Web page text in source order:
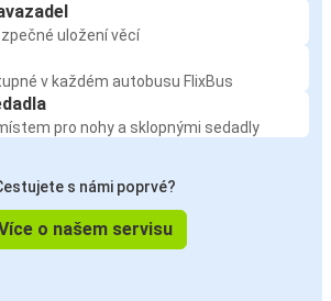
uložení věcí
v každém autobusu FlixBus
pro nohy a sklopnými sedadly
s námi poprvé?
o našem servisu